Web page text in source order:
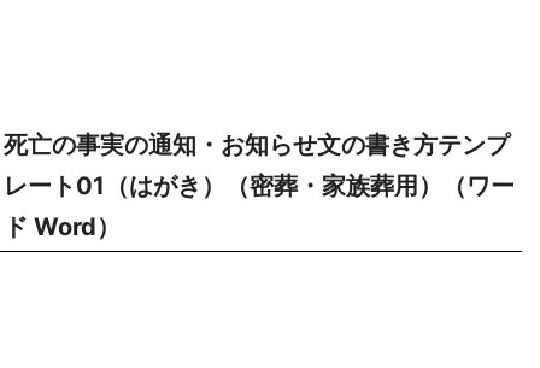
死亡の事実の通知・お知らせ文の書き方テンプ
レート01（はがき）（密葬・家族葬用）（ワー
ド Word）